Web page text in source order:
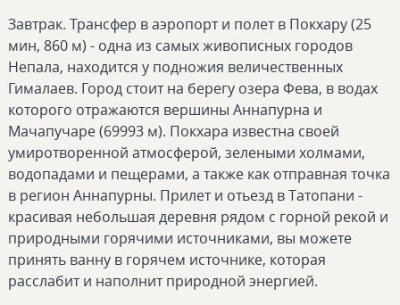
Завтрак. Трансфер в аэропорт и полет в Покхару (25
мин, 860 м) - одна из самых живописных городов
Непала, находится у подножия величественных
Гималаев. Город стоит на берегу озера Фева, в водах
которого отражаются вершины Аннапурна и
Мачапучаре (69993 м). Покхара известна своей
умиротворенной атмосферой, зелеными холмами,
водопадами и пещерами, а также как отправная точка
в регион Аннапурны. Прилет и отьезд в Татопани -
красивая небольшая деревня рядом с горной рекой и
природными горячими источниками, вы можете
принять ванну в горячем источнике, которая
расслабит и наполнит природной энергией.